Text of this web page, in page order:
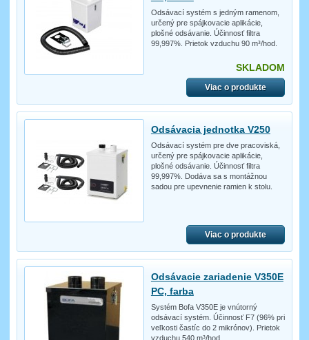
Odsávací systém s jedným ramenom,
určený pre spájkovacie aplikácie,
plošné odsávanie. Účinnosť filtra
99,997%. Prietok vzduchu 90 m³/hod.
SKLADOM
Viac o produkte
Odsávacia jednotka V250
Odsávací systém pre dve pracoviská,
určený pre spájkovacie aplikácie,
plošné odsávanie. Účinnosť filtra
99,997%. Dodáva sa s montážnou
sadou pre upevnenie ramien k stolu.
Viac o produkte
Odsávacie zariadenie V350E
PC, farba
Systém Bofa V350E je vnútorný
odsávací systém. Účinnosť F7 (96% pri
veľkosti častíc do 2 mikrónov). Prietok
vzduchu 540 m³/hod.